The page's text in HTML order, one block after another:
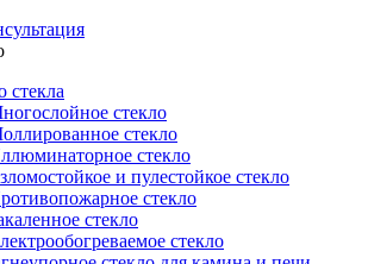
стекла
стекло
стекло
стекло
и пулестойкое стекло
стекло
стекло
стекло